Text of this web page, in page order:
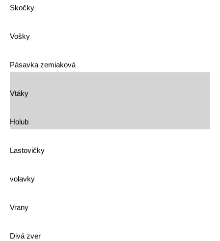
Skočky
Vošky
Pásavka zemiaková
Vtáky
Holub
Lastovičky
volavky
Vrany
Divá zver